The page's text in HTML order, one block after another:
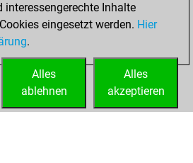
Inhalte
eingesetzt werden. Hier
.
Alles
akzeptieren
Alles
ablehnen